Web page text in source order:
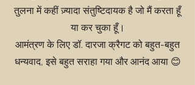
तुलना में कहीं ज़्यादा संतुष्टिदायक है जो मैं करता हूँ
या कर चुका हूँ।
आमंत्रण के लिएडॉ. दारजा क्रैगटको बहुत-बहुत
धन्यवाद, इसे बहुत सराहा गया और आनंद आया 😊